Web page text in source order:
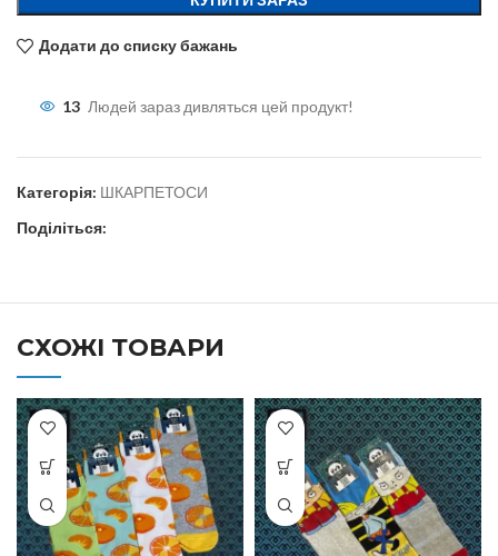
Додати до списку бажань
13 Людей зараз дивляться цей продукт!
Категорія: ШКАРПЕТОСИ
Поділіться:
СХОЖІ ТОВАРИ